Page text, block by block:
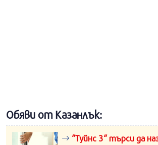
Обяви от Казанлък:
“Туйнс 3“ търси да